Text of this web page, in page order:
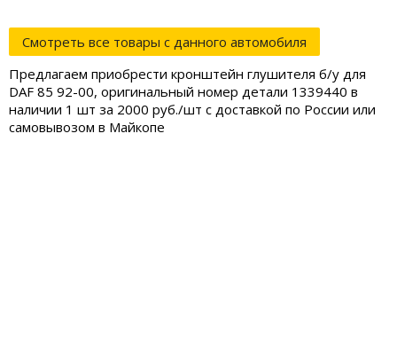
Смотреть все товары с данного автомобиля
Предлагаем приобрести кронштейн глушителя б/у для
DAF 85 92-00, оригинальный номер детали 1339440 в
наличии 1 шт за 2000 руб./шт с доставкой по России или
самовывозом в Майкопе